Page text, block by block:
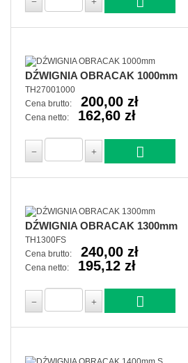
DŹWIGNIA OBRACAK 1000mm
TH27001000
Cena brutto:
200,00 zł
Cena netto: 162,60 zł
DŹWIGNIA OBRACAK 1300mm
TH1300FS
Cena brutto:
240,00 zł
Cena netto: 195,12 zł